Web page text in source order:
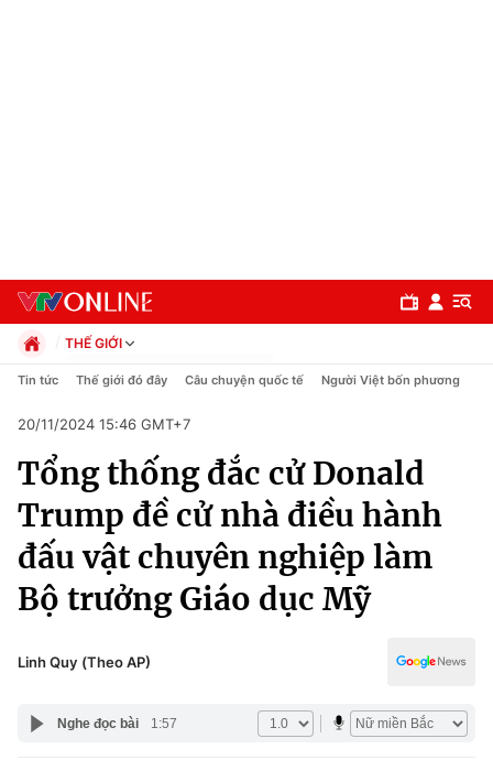
Chuyên mục
Chính trị
Xã hội
THẾ GIỚI
Chính trị
Pháp luật
Kinh tế
Thể thao
Truyền hình
Văn hóa - Giải trí
Đời sống
Giáo dục
Tin tức Thế giới đó đây Câu chuyện quốc tế Người Việt bốn phương
20/11/2024 15:46 GMT+7
Tổng thống đắc cử Donald
Trump đề cử nhà điều hành
đấu vật chuyên nghiệp làm
Bộ trưởng Giáo dục Mỹ
Linh Quy (Theo AP)
Nghe đọc bài 1:57